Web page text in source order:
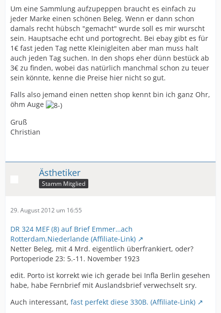
Um eine Sammlung aufzupeppen braucht es einfach zu
jeder Marke einen schönen Beleg. Wenn er dann schon
damals recht hübsch "gemacht" wurde soll es mir wurscht
sein. Hauptsache echt und portogrecht. Bei ebay gibt es für
1€ fast jeden Tag nette Kleinigleiten aber man muss halt
auch jeden Tag suchen. In den shops eher dünn bestück ab
3€ zu finden, wobei das natürlich manchmal schon zu teuer
sein könnte, kenne die Preise hier nicht so gut.
Falls also jemand einen netten shop kennt bin ich ganz Ohr,
öhm Auge
Gruß
Christian
Ästhetiker
Stamm Mitglied
29. August 2012 um 16:55
DR 324 MEF (8) auf Brief Emmer…ach
Rotterdam,Niederlande (Affiliate-Link)
Netter Beleg, mit 4 Mrd. eigentlich überfrankiert, oder?
Portoperiode 23: 5.-11. November 1923
edit. Porto ist korrekt wie ich gerade bei Infla Berlin gesehen
habe, habe Fernbrief mit Auslandsbrief verwechselt sry.
Auch interessant, fast perfekt diese 330B. (Affiliate-Link)